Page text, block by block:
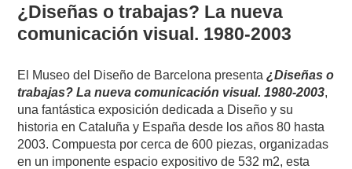
¿Diseñas o trabajas? La nueva
comunicación visual. 1980-2003
El Museo del Diseño de Barcelona presenta¿Diseñas o
trabajas? La nueva comunicación visual. 1980-2003,
una fantástica exposición dedicada a Diseño y su
historia en Cataluña y España desde los años 80 hasta
2003. Compuesta por cerca de 600 piezas, organizadas
en un imponente espacio expositivo de 532 m2, esta